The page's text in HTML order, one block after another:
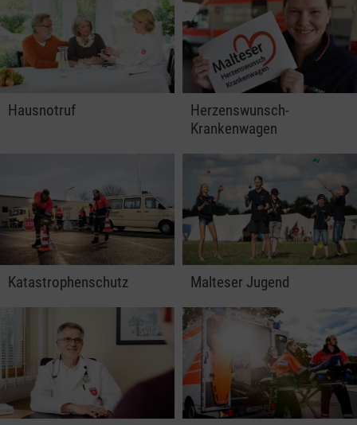
Hausnotruf
Herzenswunsch-
Krankenwagen
Katastrophenschutz Malteser Jugend